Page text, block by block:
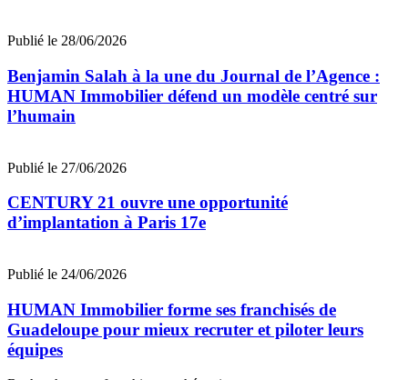
Publié le 28/06/2026
Benjamin Salah à la une du Journal de l’Agence :
HUMAN Immobilier défend un modèle centré sur
l’humain
Publié le 27/06/2026
CENTURY 21 ouvre une opportunité
d’implantation à Paris 17e
Publié le 24/06/2026
HUMAN Immobilier forme ses franchisés de
Guadeloupe pour mieux recruter et piloter leurs
équipes